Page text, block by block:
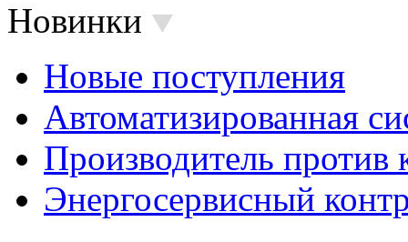
Новинки
Новые поступления
Автоматизированная
Производитель против
Энергосервисный